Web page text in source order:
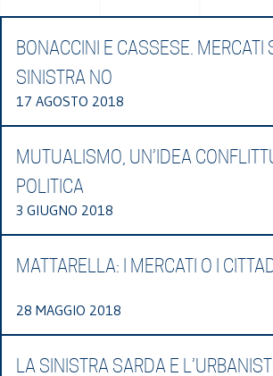
BONACCINI E CASSESE. MERCATI
SINISTRA NO
17 AGOSTO 2018
MUTUALISMO, UN’IDEA
POLITICA
3 GIUGNO 2018
MATTARELLA: I MERCATI O I
28 MAGGIO 2018
LA SINISTRA SARDA E